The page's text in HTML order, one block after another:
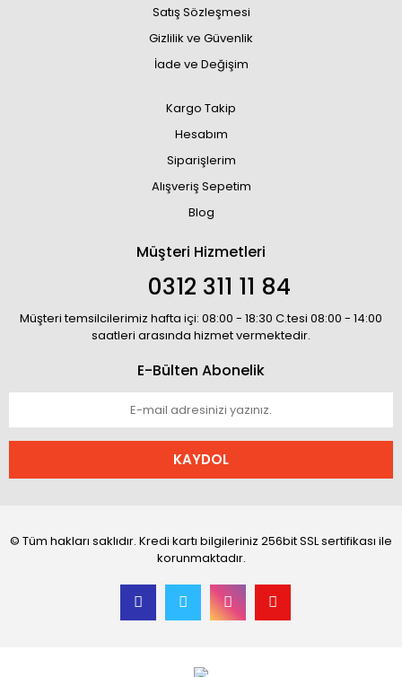
Satış Sözleşmesi
Gizlilik ve Güvenlik
İade ve Değişim
Kargo Takip
Hesabım
Siparişlerim
Alışveriş Sepetim
Blog
Müşteri Hizmetleri
0312 311 11 84
Müşteri temsilcilerimiz hafta içi: 08:00 - 18:30 C.tesi 08:00 - 14:00
saatleri arasında hizmet vermektedir.
E-Bülten Abonelik
KAYDOL
© Tüm hakları saklıdır. Kredi kartı bilgileriniz 256bit SSL sertifikası ile
korunmaktadır.